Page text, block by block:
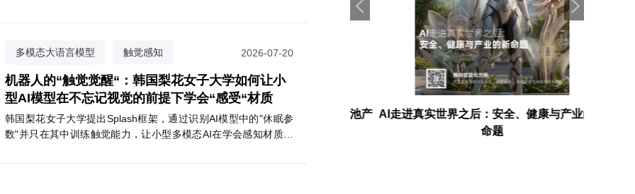
TFLOPS算力，功耗70W；T2000则提供400 FP4 TFLOPS，面向
季度上市，支持Nemotron、Cosmos 3等英伟达AI软件生态。
多模态大语言模型 触觉感知
掩码隔离训练
2026-07-20
机器人的“触觉觉醒“：韩国梨花女子大学如何让小
型AI模型在不忘记视觉的前提下学会“感受“材质
韩国梨花女子大学提出Splash框架，通过识别AI模型中的"休眠参
数"并只在其中训练触觉能力，让小型多模态AI在学会感知材质触
选项，AI是生存项
因湃电池 × 达索系统：如何共创出一套电池产
业最佳实践
AI走进真实世界之后：安全、健康与产业的新